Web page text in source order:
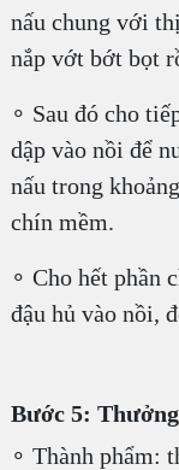
nấu chung với
nắp vớt bớt bọt
∘ Sau đó cho
dập vào nồi để
nấu trong
chín mềm.
∘ Cho hết phần
đậu hủ vào nồi,
Bước 5:
∘ Thành phẩm: